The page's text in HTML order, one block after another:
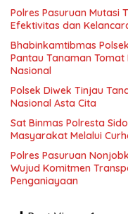
Polres Pasuruan Mutasi
Efektivitas dan
Bhabinkamtibmas
Pantau Tanaman
Nasional
Polsek Diwek Tinjau
Nasional Asta Cita
Sat Binmas Polresta
Masyarakat Melalui
Polres Pasuruan
Wujud Komitmen
Penganiayaan